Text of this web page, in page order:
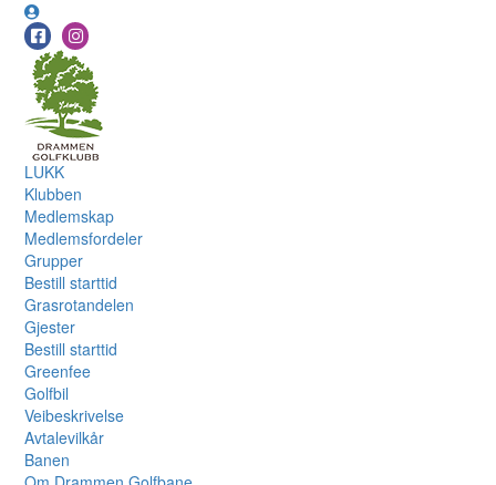
LUKK
Klubben
Medlemskap
Medlemsfordeler
Grupper
Bestill starttid
Grasrotandelen
Gjester
Bestill starttid
Greenfee
Golfbil
Veibeskrivelse
Avtalevilkår
Banen